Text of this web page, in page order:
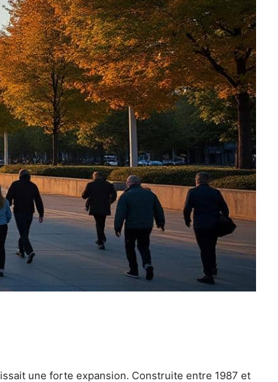
une forte expansion. Construite entre 1987 et